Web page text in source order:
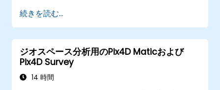
ブな地図や可視化表現を作成する
プログラミングおよび自動化手法を用いてGIS
作業フローを効率化する
続きを読む...
ジオスペース分析用のPix4D Maticおよび
Pix4D Survey
14 時間